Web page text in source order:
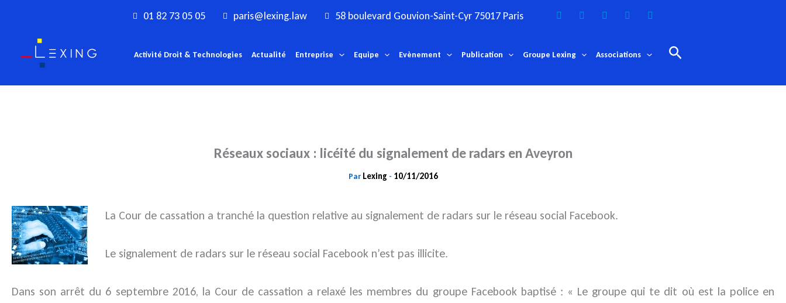
contenu
01 82 73 05 05 paris@lexing.law 58 boulevard Gouvion-Saint-Cyr 75017 Paris
Activité Droit & Technologies Actualité Entreprise Equipe Evènement Publication Groupe Lexing Associations Rechercher
Réseaux sociaux : licéité du signalement de radars en Aveyron
Par Lexing - 10/11/2016
La Cour de cassation a tranché la question relative au signalement de radars sur le réseau social Facebook.
Le signalement de radars sur le réseau social Facebook n’est pas illicite.
Dans son arrêt du 6 septembre 2016, la Cour de cassation a relaxé les membres du groupe Facebook baptisé : « Le groupe qui te dit où est la police en